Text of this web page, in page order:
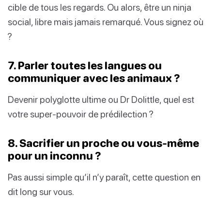
cible de tous les regards. Ou alors, être un ninja
social, libre mais jamais remarqué. Vous signez où
?
7. Parler toutes les langues ou
communiquer avec les animaux ?
Devenir polyglotte ultime ou Dr Dolittle, quel est
votre super-pouvoir de prédilection ?
8. Sacrifier un proche ou vous-même
pour un inconnu ?
Pas aussi simple qu’il n’y paraît, cette question en
dit long sur vous.